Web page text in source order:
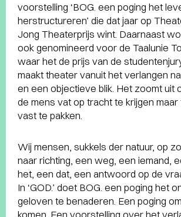
voorstelling ‘BOG. een poging het
herstructureren’ die dat jaar op
Jong Theaterprijs wint. Daarnaast
ook genomineerd voor de Taalunie
waar het de prijs van de
maakt theater vanuit het verlangen
en een objectieve blik. Het zoomt uit
de mens vat op tracht te krijgen
vast te pakken.
Wij mensen, sukkels der natuur, op
naar richting, een weg, een iemand,
het, een dat, een antwoord op de
In ‘GOD.’ doet BOG. een poging het
geloven te benaderen. Een poging
komen. Een voorstelling over het